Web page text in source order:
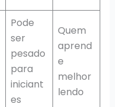
Pode
ser
pesado
para
iniciant
es
Quem
aprend
e
melhor
lendo